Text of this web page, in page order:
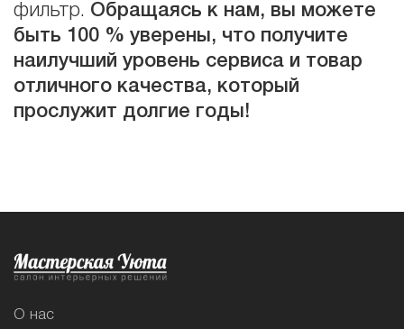
фильтр. Обращаясь к нам, вы можете
быть 100 % уверены, что получите
наилучший уровень сервиса и товар
отличного качества, который
прослужит долгие годы!
О нас